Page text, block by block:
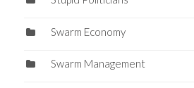
Swarm Economy
Swarm Management